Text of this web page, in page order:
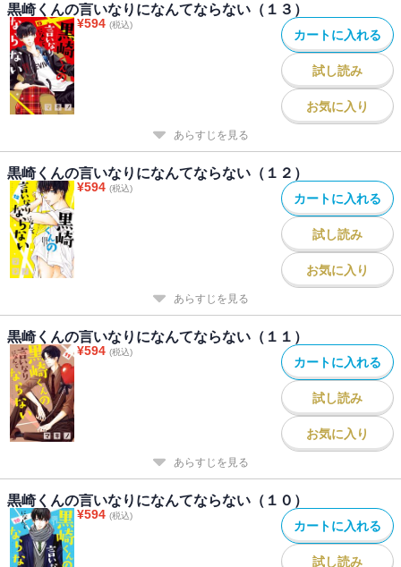
黒崎くんの言いなりになんてならない（１３）
¥594 (税込)
カートに入れる
試し読み
お気に入り
あらすじを見る
黒崎くんの言いなりになんてならない（１２）
¥594 (税込)
カートに入れる
試し読み
お気に入り
あらすじを見る
黒崎くんの言いなりになんてならない（１１）
¥594 (税込)
カートに入れる
試し読み
お気に入り
あらすじを見る
黒崎くんの言いなりになんてならない（１０）
¥594 (税込)
カートに入れる
試し読み